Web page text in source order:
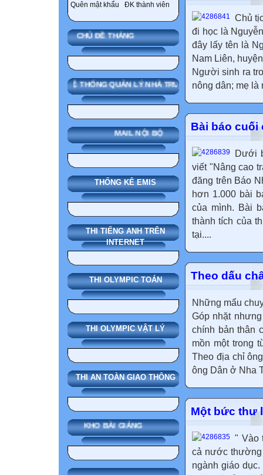
Quên mật khẩu ĐK thành viên
CHỦ ĐỀ THÁNG
SMAS HỆ THỐNG QUẢN LÝ NHÀ TRƯỜNG
MAIL NỘI BỘ
THỐNG KÊ EMIS
THI TIẾNG ANH TRÊN
INTERNET
THI OLYMPIC TOÁN
THI OLYMPIC VẬT LÝ
THI AN TOÀN GIAO THÔNG
KHO BÀI GIẢNG
Chủ
đi học là
đây lấy tên là
Nam Liên,
Người sinh ra
nông dân; mẹ là
Bài báo cuối
Dưới
viết "Nâng cao
đăng trên Báo
hơn 1.000 bài
của mình. Bài
thành tích của
tại....
Theo dấu
Những mẩu
Góp nhặt
chính bản thân
mồn một trong
Theo địa chỉ
ông Dân ở Nha
Một bức thư
" Vào
cả nước thường
ngành giáo